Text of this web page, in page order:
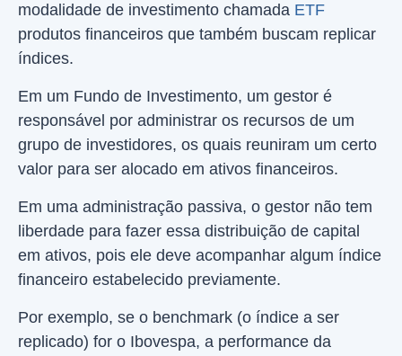
modalidade de investimento chamada ETF
produtos financeiros que também buscam replicar
índices.
Em um Fundo de Investimento, um gestor é
responsável por administrar os recursos de um
grupo de investidores, os quais reuniram um certo
valor para ser alocado em ativos financeiros.
Em uma administração passiva, o gestor não tem
liberdade para fazer essa distribuição de capital
em ativos, pois ele deve acompanhar algum índice
financeiro estabelecido previamente.
Por exemplo, se o benchmark (o índice a ser
replicado) for o Ibovespa, a performance da